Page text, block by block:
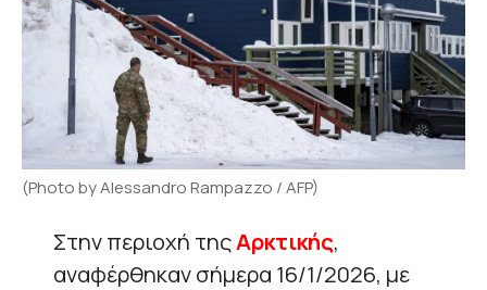
(Photo by Alessandro Rampazzo / AFP)
Στην περιοχή τηςΑρκτικής,
αναφέρθηκαν σήμερα 16/1/2026, με